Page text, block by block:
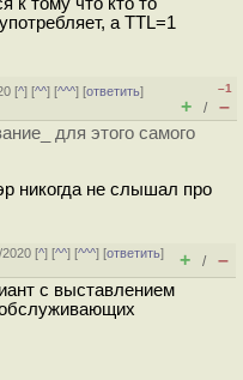
а TTL=1
[^] [^^] [^^^] [ответить]
–1
+ / –
для этого самого
никогда не слышал про
2020 [^] [^^] [^^^] [ответить]
+ / –
с выставлением